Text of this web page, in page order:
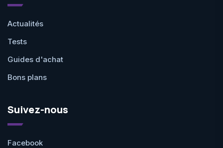
Actualités
Tests
Guides d'achat
Bons plans
Suivez-nous
Facebook